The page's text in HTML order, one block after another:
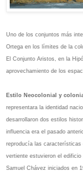
Uno de los conjuntos más
Ortega en los límites de la
El Conjunto Aristos, en la
aprovechamiento de los
Estilo Neocolonial y
representara la identidad
desarrollaron dos estilos
influencia era el pasado
reproducía las características
vertiente estuvieron el
Samuel Chávez iniciados en